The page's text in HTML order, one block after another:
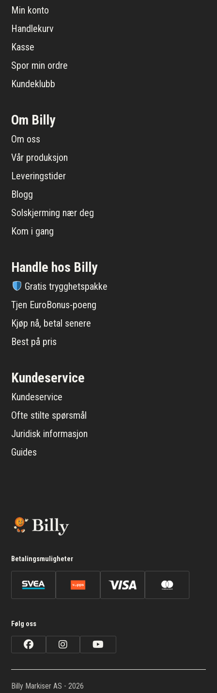
Min konto
Handlekurv
Kasse
Spor min ordre
Kundeklubb
Om Billy
Om oss
Vår produksjon
Leveringstider
Blogg
Solskjerming nær deg
Kom i gang
Handle hos Billy
Gratis trygghetspakke
Tjen EuroBonus-poeng
Kjøp nå, betal senere
Best på pris
Kundeservice
Kundeservice
Ofte stilte spørsmål
Juridisk informasjon
Guides
Betalingsmuligheter
Følg oss
Billy Markiser AS - 2026